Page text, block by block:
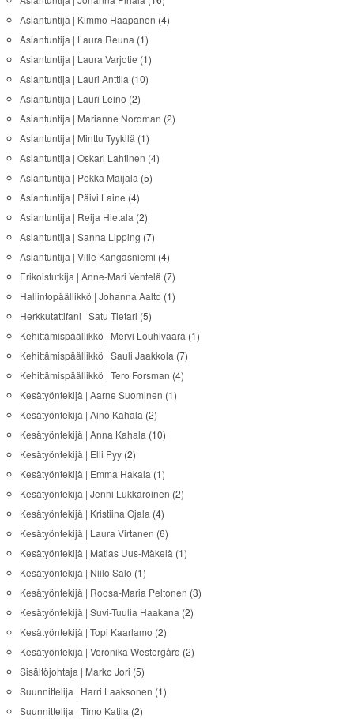
Asiantuntija | Kimmo Haapanen (4)
Asiantuntija | Laura Reuna (1)
Asiantuntija | Laura Varjotie (1)
Asiantuntija | Lauri Anttila (10)
Asiantuntija | Lauri Leino (2)
Asiantuntija | Marianne Nordman (2)
Asiantuntija | Minttu Tyykilä (1)
Asiantuntija | Oskari Lahtinen (4)
Asiantuntija | Pekka Maijala (5)
Asiantuntija | Päivi Laine (4)
Asiantuntija | Reija Hietala (2)
Asiantuntija | Sanna Lipping (7)
Asiantuntija | Ville Kangasniemi (4)
Erikoistutkija | Anne-Mari Ventelä (7)
Hallintopäällikkö | Johanna Aalto (1)
Herkkutattifani | Satu Tietari (5)
Kehittämispäällikkö | Mervi Louhivaara (1)
Kehittämispäällikkö | Sauli Jaakkola (7)
Kehittämispäällikkö | Tero Forsman (4)
Kesätyöntekijä | Aarne Suominen (1)
Kesätyöntekijä | Aino Kahala (2)
Kesätyöntekijä | Anna Kahala (10)
Kesätyöntekijä | Elli Pyy(2)
Kesätyöntekijä | Emma Hakala (1)
Kesätyöntekijä | Jenni Lukkaroinen (2)
Kesätyöntekijä | Kristiina Ojala (4)
Kesätyöntekijä | Laura Virtanen (6)
Kesätyöntekijä | Matias Uus-Mäkelä (1)
Kesätyöntekijä | Niilo Salo (1)
Kesätyöntekijä | Roosa-Maria Peltonen (3)
Kesätyöntekijä | Suvi-Tuulia Haakana (2)
Kesätyöntekijä | Topi Kaarlamo (2)
Kesätyöntekijä | Veronika Westergård (2)
Sisältöjohtaja | Marko Jori (5)
Suunnittelija | Harri Laaksonen (1)
Suunnittelija | Timo Katila (2)